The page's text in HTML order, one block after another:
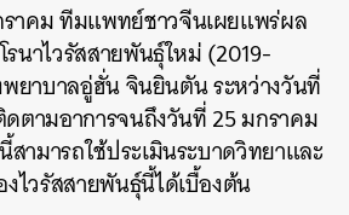
าคม ทีมแพทย์ชาวจีนเผยแพร่ผล
รนาไวรัสสายพันธุ์ใหม่ (2019-
พยาบาลอู่ฮั่น จินยินตัน ระหว่างวันที่
ตามอาการจนถึงวันที่ 25 มกราคม
ามารถใช้ประเมินระบาดวิทยาและ
ไวรัสสายพันธุ์นี้ได้เบื้องต้น